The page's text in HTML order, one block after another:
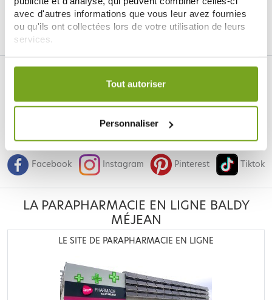
avec d'autres informations que vous leur avez fournies
ou qu'ils ont collectées lors de votre utilisation de leurs
services.
Votre choix de consentement est conservé pendant une
Tout autoriser
Personnaliser
ME PRÉVENIR
Facebook Instagram Pinterest Tiktok
LA PARAPHARMACIE EN LIGNE BALDY
MÉJEAN
LE SITE DE PARAPHARMACIE EN LIGNE